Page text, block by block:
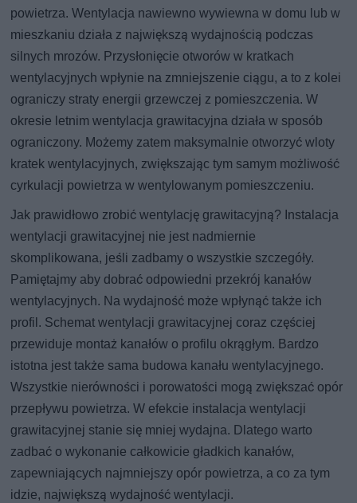
powietrza. Wentylacja nawiewno wywiewna w domu lub w
mieszkaniu działa z największą wydajnością podczas
silnych mrozów. Przysłonięcie otworów w kratkach
wentylacyjnych wpłynie na zmniejszenie ciągu, a to z kolei
ograniczy straty energii grzewczej z pomieszczenia. W
okresie letnim wentylacja grawitacyjna działa w sposób
ograniczony. Możemy zatem maksymalnie otworzyć wloty
kratek wentylacyjnych, zwiększając tym samym możliwość
cyrkulacji powietrza w wentylowanym pomieszczeniu.
Jak prawidłowo zrobić wentylację grawitacyjną? Instalacja
wentylacji grawitacyjnej nie jest nadmiernie
skomplikowana, jeśli zadbamy o wszystkie szczegóły.
Pamiętajmy aby dobrać odpowiedni przekrój kanałów
wentylacyjnych. Na wydajność może wpłynąć także ich
profil. Schemat wentylacji grawitacyjnej coraz częściej
przewiduje montaż kanałów o profilu okrągłym. Bardzo
istotna jest także sama budowa kanału wentylacyjnego.
Wszystkie nierówności i porowatości mogą zwiększać opór
przepływu powietrza. W efekcie instalacja wentylacji
grawitacyjnej stanie się mniej wydajna. Dlatego warto
zadbać o wykonanie całkowicie gładkich kanałów,
zapewniających najmniejszy opór powietrza, a co za tym
idzie, największą wydajność wentylacji.